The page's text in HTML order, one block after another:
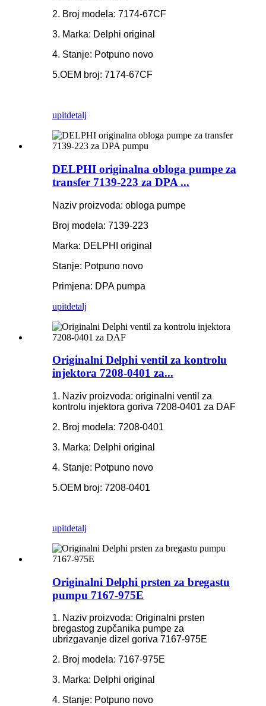
2. Broj modela: 7174-67CF
3. Marka: Delphi original
4. Stanje: Potpuno novo
5.OEM broj: 7174-67CF
upitdetalj
DELPHI originalna obloga pumpe za
transfer 7139-223 za DPA ...
Naziv proizvoda: obloga pumpe
Broj modela: 7139-223
Marka: DELPHI original
Stanje: Potpuno novo
Primjena: DPA pumpa
upitdetalj
Originalni Delphi ventil za kontrolu
injektora 7208-0401 za...
1. Naziv proizvoda: originalni ventil za
kontrolu injektora goriva 7208-0401 za DAF
2. Broj modela: 7208-0401
3. Marka: Delphi original
4. Stanje: Potpuno novo
5.OEM broj: 7208-0401
upitdetalj
Originalni Delphi prsten za bregastu
pumpu 7167-975E
1. Naziv proizvoda: Originalni prsten
bregastog zupčanika pumpe za
ubrizgavanje dizel goriva 7167-975E
2. Broj modela: 7167-975E
3. Marka: Delphi original
4. Stanje: Potpuno novo